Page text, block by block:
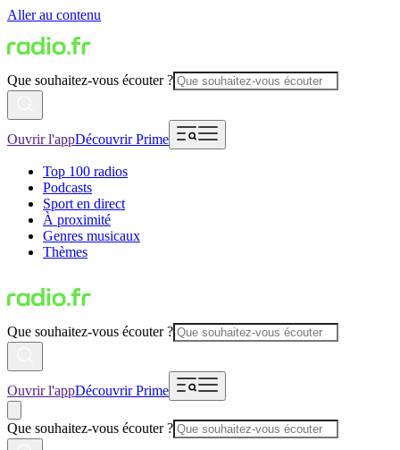
Aller au contenu
Que souhaitez-vous écouter ?
Ouvrir l'appDécouvrir Prime
Top 100 radios
Podcasts
Sport en direct
À proximité
Genres musicaux
Thèmes
Que souhaitez-vous écouter ?
Ouvrir l'appDécouvrir Prime
Que souhaitez-vous écouter ?